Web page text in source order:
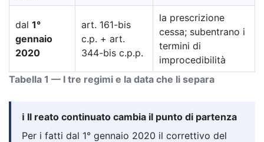
Tabella 1 — I tre regimi e la data che li separa
dal 1°
gennaio
2020
art. 161-bis
c.p. + art.
344-bis c.p.p.
la prescrizione
cessa; subentrano i
termini di
improcedibilità
ℹ️ Il reato continuato cambia il punto di partenza
Per i fatti dal 1° gennaio 2020 il correttivo del